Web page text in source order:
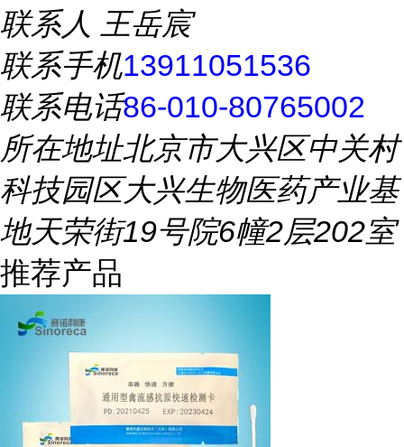
联系人 王岳宸
联系手机13911051536
联系电话86-010-80765002
所在地址北京市大兴区中关村
科技园区大兴生物医药产业基
地天荣街19号院6幢2层202室
推荐产品